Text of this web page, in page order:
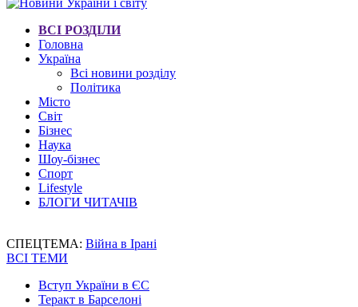
ВСІ РОЗДІЛИ
Головна
Україна
Всі новини розділу
Політика
Місто
Світ
Бізнес
Наука
Шоу-бізнес
Спорт
Lifestyle
БЛОГИ ЧИТАЧІВ
СПЕЦТЕМА: Війна в Ірані
ВСІ ТЕМИ
Вступ України в ЄС
Теракт в Барселоні